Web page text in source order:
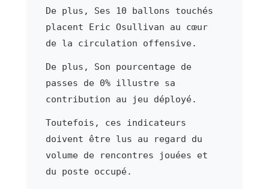
De plus, Ses 10 ballons touchés
placent Eric Osullivan au cœur
de la circulation offensive.
De plus, Son pourcentage de
passes de 0% illustre sa
contribution au jeu déployé.
Toutefois, ces indicateurs
doivent être lus au regard du
volume de rencontres jouées et
du poste occupé.